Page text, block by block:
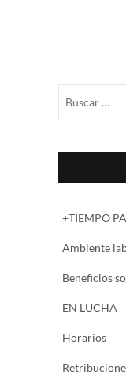
+TIEMPO
Ambiente
Beneficios
EN LUCHA
Horarios